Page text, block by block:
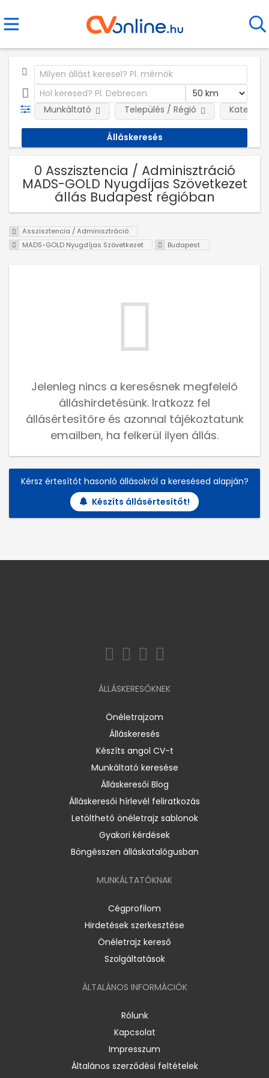
Munkáltató Település / Régió
0 Asszisztencia / Adminisztráció
MADS-GOLD Nyugdíjas Szövetkezet
állás Budapest régióban
Asszisztencia / Adminisztráció
MADS-GOLD Nyugdíjas Szövetkezet
Budapest
Jelenleg nincs a keresésnek megfelelő
álláshirdetésünk. Iratkozz fel
állásértesítőre és azonnal tájékoztatunk
emailben, ha felkerül ilyen állás.
Kérsz értesítőt hasonló állásokról a keresésed alapján?
Készíts állásértesítőt!
ÁLLÁSKERESŐKNEK
Önéletrajzom
Álláskeresés
Készíts angol CV-t
Munkáltató keresése
Álláskeresői Blog
Álláskeresői hírlevél feliratkozás
Letölthető önéletrajz sablonok
Gyakori kérdések
Böngésszen álláskatalógusban
MUNKÁLTATÓKNAK
Cégprofilom
Hirdetések szerkesztése
Önéletrajz kereső
Szolgáltatások
ÁLTALÁNOS INFORMÁCIÓK
Rólunk
Kapcsolat
Impresszum
Általános szerződési feltételek